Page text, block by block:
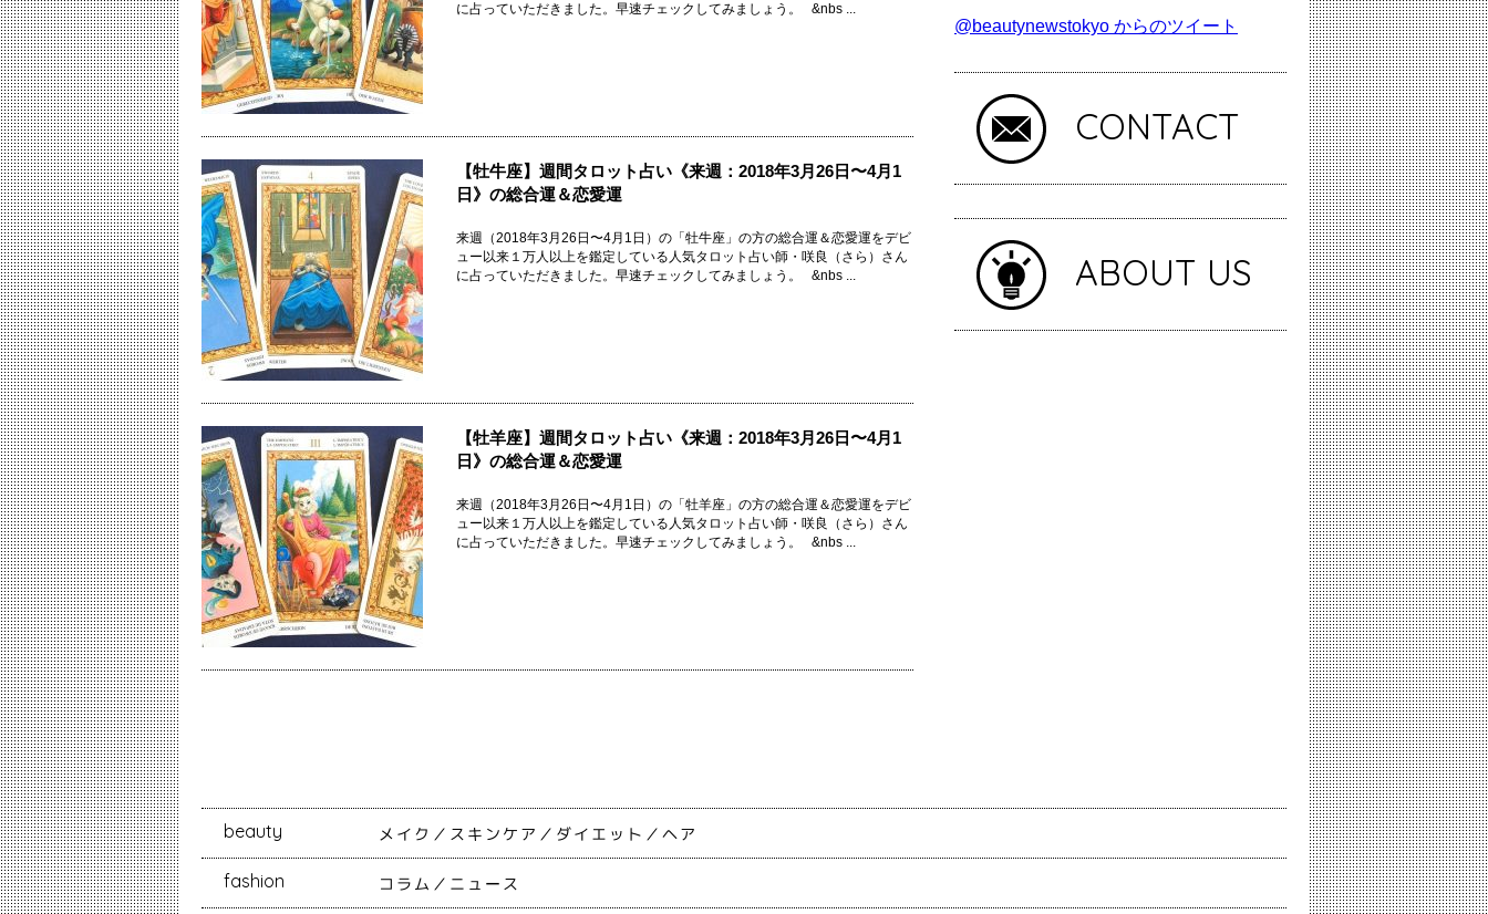
に占っていただきました。早速チェックしてみましょう。 &nbs ...
【牡牛座】週間タロット占い《来週：2018年3月26日〜4月1
日》の総合運＆恋愛運
来週（2018年3月26日〜4月1日）の「牡牛座」の方の総合運＆恋愛運をデビ
ュー以来１万人以上を鑑定している人気タロット占い師・咲良（さら）さん
に占っていただきました。早速チェックしてみましょう。 &nbs ...
【牡羊座】週間タロット占い《来週：2018年3月26日〜4月1
日》の総合運＆恋愛運
来週（2018年3月26日〜4月1日）の「牡羊座」の方の総合運＆恋愛運をデビ
ュー以来１万人以上を鑑定している人気タロット占い師・咲良（さら）さん
に占っていただきました。早速チェックしてみましょう。 &nbs ...
@beautynewstokyo からのツイート
CONTACT
ABOUT US
beauty メイク スキンケア ダイエット ヘア
fashion コラム ニュース